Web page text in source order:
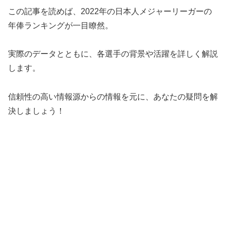
この記事を読めば、2022年の日本人メジャーリーガーの
年俸ランキングが一目瞭然。
実際のデータとともに、各選手の背景や活躍を詳しく解説
します。
信頼性の高い情報源からの情報を元に、あなたの疑問を解
決しましょう！